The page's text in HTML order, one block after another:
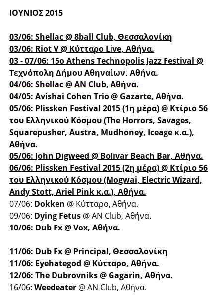
ΙΟΥΝΙΟΣ 2015
03/06:Shellac@ 8ball Club, Θεσσαλονίκη
03/06: Riot V@ Κύτταρο Live, Αθήνα.
03 - 07/06: 15o Athens Technopolis Jazz Festival @
Τεχνόπολη Δήμου Αθηναίων, Αθήνα.
04/06:Shellac@ ΑΝ Club, Αθήνα.
04/05:Avishai Cohen Trio@ Gazarte, Αθήνα.
05/06: Plissken Festival 2015 (1η μέρα)@ Κτίριο 56
του Ελληνικού Κόσμου (The Horrors, Savages,
Squarepusher, Austra, Mudhoney, Iceage κ.α.),
Αθήνα.
05/06: John Digweed @ Bolivar Beach Bar, Αθήνα.
06/06: Plissken Festival 2015 (2η μέρα)@ Κτίριο 56
του Ελληνικού Κόσμου (Mogwai, Electric Wizard,
Andy Stott, Ariel Pink κ.α.), Αθήνα.
07/06: Dokken @ Κύτταρο, Αθήνα.
09/06: Dying Fetus @ ΑΝ Club, Αθήνα.
10/06: Dub Fx@ Vox, Αθήνα.
11/06: Dub Fx@ Principal, Θεσσαλονίκη
11/06: Eyehategod @ Κύτταρο, Αθήνα.
12/06:The Dubrovniks@ Gagarin, Αθήνα.
16/06:Weedeater @ AN Club, Αθήνα.